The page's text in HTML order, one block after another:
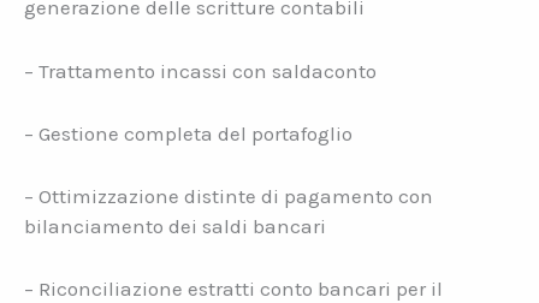
generazione delle scritture contabili
– Trattamento incassi con saldaconto
– Gestione completa del portafoglio
– Ottimizzazione distinte di pagamento con
bilanciamento dei saldi bancari
– Riconciliazione estratti conto bancari per il